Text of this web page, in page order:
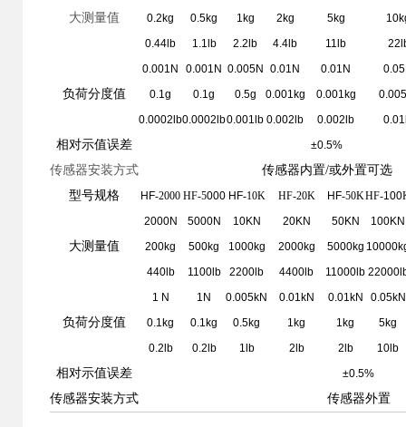
大测量值
0.2kg
0.44lb
0.5kg
1.1lb
1kg
2.2lb
2kg
4.4lb
5kg
11lb
负荷分度值
0.001N
0.1g
0.0002lb
0.001N
0.1g
0.0002lb
0.005N
0.5g
0.001lb
0.01N
0.001kg
0.002lb
0.01N
0.001kg
0.002lb
相对示值误差 ±0.5%
传感器安装方式
传感器内置/或外置可选
型号规格
HF-2000 HF-5000 HF-10K HF-20K HF-50KHF-100
大测量值
2000N
200kg
440lb
5000N
500kg
1100lb
10KN
1000kg
2200lb
20KN
2000kg
4400lb
50KN
5000kg
11000lb
100KN
负荷分度值
1 N
0.1kg
0.2lb
1N
0.1kg
0.2lb
0.005kN
0.5kg
1lb
0.01kN
1kg
2lb
0.01kN
1kg
2lb
0.05kN
5kg
10lb
相对示值误差 ±0.5%
传感器安装方式 传感器外置